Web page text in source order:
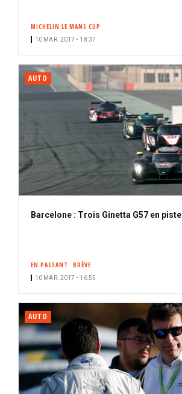
MICHELIN LE MANS CUP
10 MAR. 2017 • 18:37
AUTO
Barcelone : Trois Ginetta G57 en piste
EN PASSANT BRÈVE
10 MAR. 2017 • 16:55
AUTO